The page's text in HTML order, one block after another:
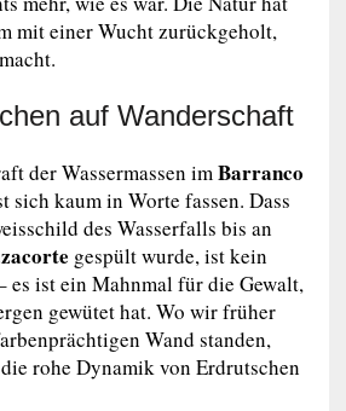
mit einer Wucht zurückgeholt,
auf Wanderschaft
der Wassermassen imBarranco
sich kaum in Worte fassen. Dass
des Wasserfalls bis an
gespült wurde, ist kein
es ist ein Mahnmal für die Gewalt,
gewütet hat. Wo wir früher
Wand standen,
rohe Dynamik von Erdrutschen